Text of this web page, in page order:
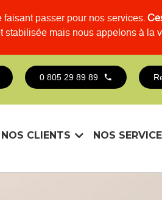
passer pour nos services.
stabilisée mais nous appelons à la
0 805 29 89 89
NOS CLIENTS NOS